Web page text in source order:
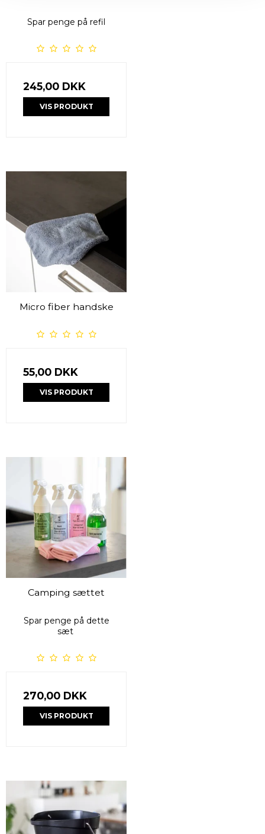
Spar penge på refil
245,00 DKK
VIS PRODUKT
Micro fiber handske
55,00 DKK
VIS PRODUKT
Camping sættet
Spar penge på dette
sæt
270,00 DKK
VIS PRODUKT